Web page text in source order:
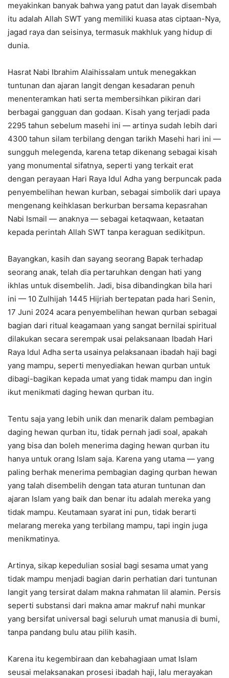
meyakinkan banyak bahwa yang patut dan layak disembah
itu adalah Allah SWT yang memiliki kuasa atas ciptaan-Nya,
jagad raya dan seisinya, termasuk makhluk yang hidup di
dunia.
Hasrat Nabi Ibrahim Alaihissalam untuk menegakkan
tuntunan dan ajaran langit dengan kesadaran penuh
menenteramkan hati serta membersihkan pikiran dari
berbagai gangguan dan godaan. Kisah yang terjadi pada
2295 tahun sebelum masehi ini — artinya sudah lebih dari
4300 tahun silam terbilang dengan tarikh Masehi hari ini —
sungguh melegenda, karena tetap dikenang sebagai kisah
yang monumental sifatnya, seperti yang terkait erat
dengan perayaan Hari Raya Idul Adha yang berpuncak pada
penyembelihan hewan kurban, sebagai simbolik dari upaya
mengenang keihklasan berkurban bersama kepasrahan
Nabi Ismail — anaknya — sebagai ketaqwaan, ketaatan
kepada perintah Allah SWT tanpa keraguan sedikitpun.
Bayangkan, kasih dan sayang seorang Bapak terhadap
seorang anak, telah dia pertaruhkan dengan hati yang
ikhlas untuk disembelih. Jadi, bisa dibandingkan bila hari
ini — 10 Zulhijah 1445 Hijriah bertepatan pada hari Senin,
17 Juni 2024 acara penyembelihan hewan qurban sebagai
bagian dari ritual keagamaan yang sangat bernilai spiritual
dilakukan secara serempak usai pelaksanaan Ibadah Hari
Raya Idul Adha serta usainya pelaksanaan ibadah haji bagi
yang mampu, seperti menyediakan hewan qurban untuk
dibagi-bagikan kepada umat yang tidak mampu dan ingin
ikut menikmati daging hewan qurban itu.
Tentu saja yang lebih unik dan menarik dalam pembagian
daging hewan qurban itu, tidak pernah jadi soal, apakah
yang bisa dan boleh menerima daging hewan qurban itu
hanya untuk orang Islam saja. Karena yang utama — yang
paling berhak menerima pembagian daging qurban hewan
yang talah disembelih dengan tata aturan tuntunan dan
ajaran Islam yang baik dan benar itu adalah mereka yang
tidak mampu. Keutamaan syarat ini pun, tidak berarti
melarang mereka yang terbilang mampu, tapi ingin juga
menikmatinya.
Artinya, sikap kepedulian sosial bagi sesama umat yang
tidak mampu menjadi bagian darin perhatian dari tuntunan
langit yang tersirat dalam makna rahmatan lil alamin. Persis
seperti substansi dari makna amar makruf nahi munkar
yang bersifat universal bagi seluruh umat manusia di bumi,
tanpa pandang bulu atau pilih kasih.
Karena itu kegembiraan dan kebahagiaan umat Islam
seusai melaksanakan prosesi ibadah haji, lalu merayakan